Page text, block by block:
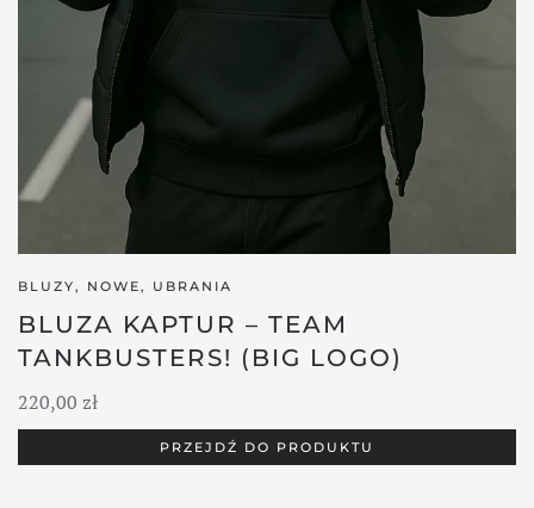
BLUZY, NOWE, UBRANIA
BLUZA KAPTUR – TEAM
TANKBUSTERS! (BIG LOGO)
220,00 zł
PRZEJDŹ DO PRODUKTU